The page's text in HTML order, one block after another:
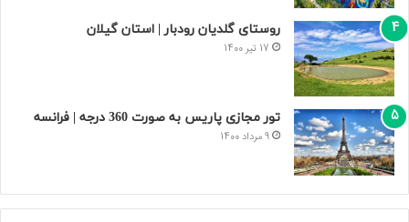
روستای گلدیان رودبار | استان گیلان
17 تیر 1400
تور مجازی پاریس به صورت 360 درجه | فرانسه
9 مرداد 1400